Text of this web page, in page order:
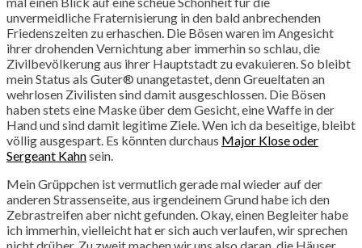
unvermeidliche Fraternisierung in den bald anbrechenden
Friedenszeiten zu erhaschen. Die Bösen waren im Angesicht
ihrer drohenden Vernichtung aber immerhin so schlau, die
Zivilbevölkerung aus ihrer Hauptstadt zu evakuieren. So bleibt
mein Status als Guter® unangetastet, denn Greueltaten an
wehrlosen Zivilisten sind damit ausgeschlossen. Die Bösen
haben stets eine Maske über dem Gesicht, eine Waffe in der
Hand und sind damit legitime Ziele. Wen ich da beseitige, bleibt
völlig ausgespart. Es könnten durchaus Major Klose oder
Sergeant Kahnsein.
Mein Grüppchen ist vermutlich gerade mal wieder auf der
anderen Strassenseite, aus irgendeinem Grund habe ich den
Zebrastreifen aber nicht gefunden. Okay, einen Begleiter habe
ich immerhin, vielleicht hat er sich auch verlaufen, wir sprechen
nicht drüber. Zu zweit machen wir uns also daran, die Häuser